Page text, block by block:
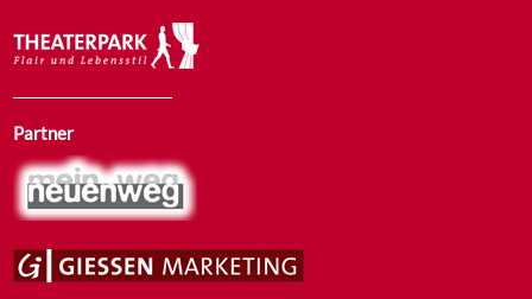
Partner